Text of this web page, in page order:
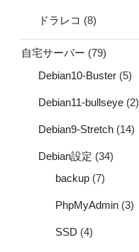
ドラレコ (8)
自宅サーバー (79)
Debian10-Buster (5)
Debian11-bullseye (2)
Debian9-Stretch (14)
Debian設定 (34)
backup (7)
PhpMyAdmin (3)
SSD (4)